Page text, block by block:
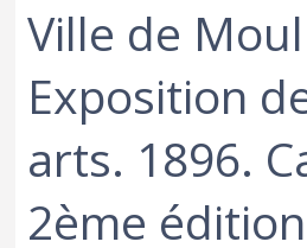
‎Ville de
Exposition
arts. 1896.
2ème